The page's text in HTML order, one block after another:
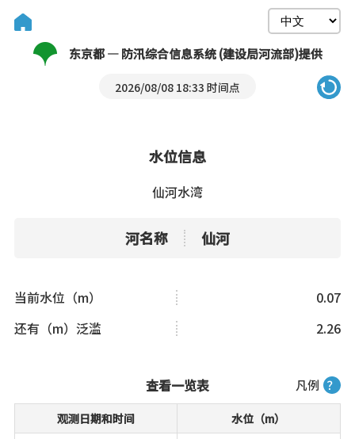
东京都 — 防汛综合信息系统 (建设局河流部)提供
2026/08/08 18:33 时间点
水位信息
仙河水湾
河名称 仙河
当前水位（m）
0.07
还有（m）泛滥
2.26
凡例 ？
查看一览表
观测日期和时间
水位（m）